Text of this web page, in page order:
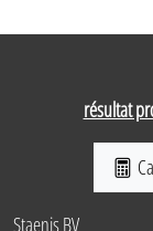
résultat
Staenis BV